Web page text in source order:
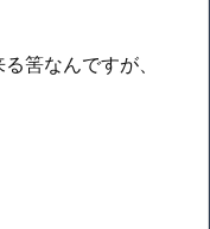
筈なんですが、